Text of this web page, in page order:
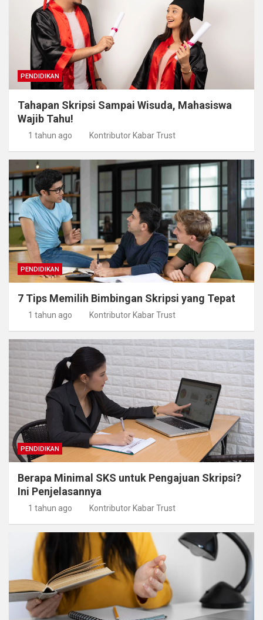
PENDIDIKAN
Tahapan Skripsi Sampai Wisuda, Mahasiswa
Wajib Tahu!
1 tahun ago Kontributor Kabar Trust
PENDIDIKAN
7 Tips Memilih Bimbingan Skripsi yang Tepat
1 tahun ago Kontributor Kabar Trust
PENDIDIKAN
Berapa Minimal SKS untuk Pengajuan Skripsi?
Ini Penjelasannya
1 tahun ago Kontributor Kabar Trust